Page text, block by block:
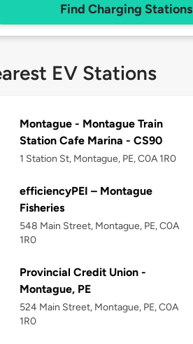
Find Charging Stations
EV Stations
Montague - Montague Train
Station Cafe Marina - CS90
1 Station St, Montague, PE, C0A 1R0
efficiencyPEI – Montague
Fisheries
548 Main Street, Montague, PE, C0A
1R0
Provincial Credit Union -
Montague, PE
524 Main Street, Montague, PE, C0A
1R0